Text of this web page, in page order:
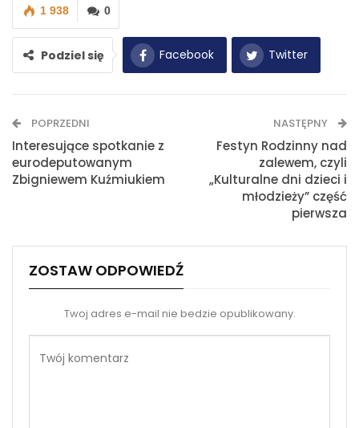
0
1 938
Podziel się Facebook Twitter
POPRZEDNI
Interesujące spotkanie z
eurodeputowanym
Zbigniewem Kuźmiukiem
NASTĘPNY
Festyn Rodzinny nad
zalewem, czyli
„Kulturalne dni dzieci i
młodzieży” część
pierwsza
ZOSTAW ODPOWIEDŹ
Twoj adres e-mail nie bedzie opublikowany.